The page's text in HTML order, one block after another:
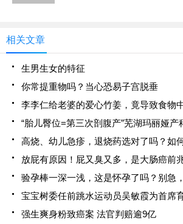
相关文章
生男生女的特征
你常提重物吗？当心恐易子宫脱垂
“胎儿臀位=第三次剖腹产”芜湖玛丽娅
高烧、幼儿急疹，退烧药选对了吗？如
放屁有原因！屁又臭又多，是大肠癌前
验孕棒一深一浅，这是怀孕了吗？别急
宝宝树委任前跳水运动员吴敏霞为首席
强生爽身粉致癌案 法官判赔逾9亿